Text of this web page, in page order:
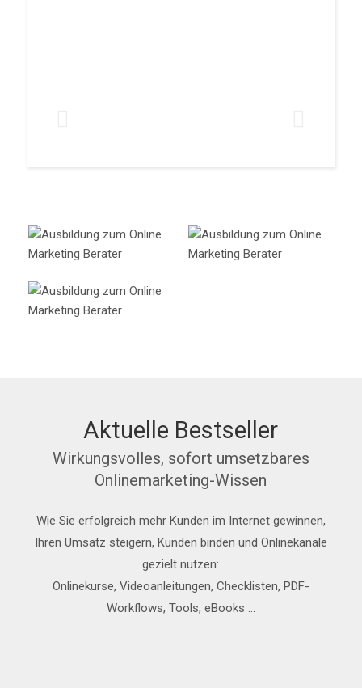
Aktuelle Bestseller
Wirkungsvolles, sofort umsetzbares
Onlinemarketing-Wissen
Wie Sie erfolgreich mehr Kunden im Internet gewinnen,
Ihren Umsatz steigern, Kunden binden und Onlinekanäle
gezielt nutzen:
Onlinekurse, Videoanleitungen, Checklisten, PDF-
Workflows, Tools, eBooks …